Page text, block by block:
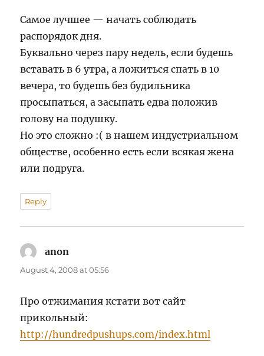
Самое лучшее — начать соблюдать
распорядок дня.
Буквально через пару недель, если будешь
вставать в 6 утра, а ложиться спать в 10
вечера, то будешь без будильника
просыпаться, а засыпать едва положив
голову на подушку.
Но это сложно :( в нашем индустриальном
обществе, особенно есть если всякая жена
или подруга.
Reply
anon
August 4, 2008 at 05:56
Про отжимания кстати вот сайт
прикольный:
http://hundredpushups.com/index.html